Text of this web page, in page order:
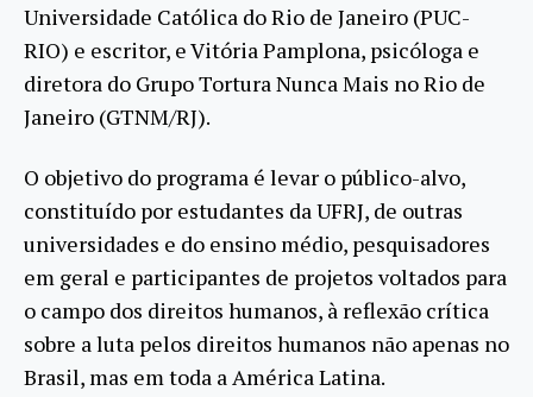
Universidade Católica do Rio de Janeiro (PUC-
RIO) e escritor, e Vitória Pamplona, psicóloga e
diretora do Grupo Tortura Nunca Mais no Rio de
Janeiro (GTNM/RJ).
O objetivo do programa é levar o público-alvo,
constituído por estudantes da UFRJ, de outras
universidades e do ensino médio, pesquisadores
em geral e participantes de projetos voltados para
o campo dos direitos humanos, à reflexão crítica
sobre a luta pelos direitos humanos não apenas no
Brasil, mas em toda a América Latina.